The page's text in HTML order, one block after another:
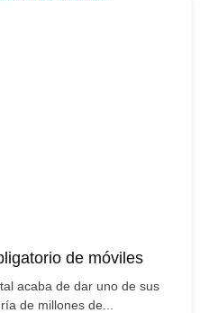
de móviles
acaba de dar uno de sus
de millones de...